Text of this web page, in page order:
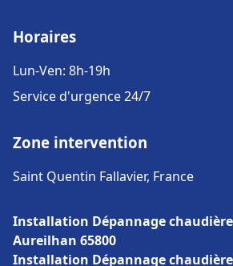
Horaires
Lun-Ven: 8h-19h
Service d'urgence 24/7
Zone intervention
Saint Quentin Fallavier, France
Installation Dépannage
Aureilhan 65800
Installation Dépannage